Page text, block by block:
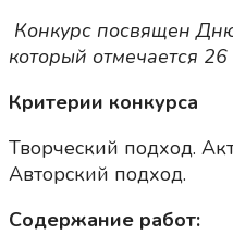
Конкурс посвящен
который отмечается 26
Критерии конкурса
Творческий подход.
Авторский подход.
Содержание работ: